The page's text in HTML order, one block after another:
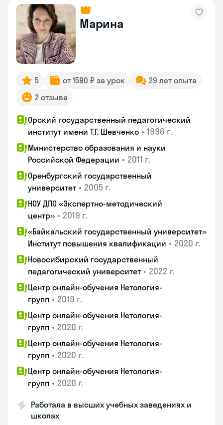
Марина
5 от 1590 ₽ за урок
29 лет опыта
2 отзыва
Орский государственный педагогический
институт имени Т.Г. Шевченко • 1996 г.
Министерство образования и науки
Российской Федерации • 2011 г.
Оренбургский государственный
университет • 2005 г.
НОУ ДПО «Экспертно-методический
центр» • 2019 г.
«Байкальский государственный университет»
Институт повышения квалификации • 2020 г.
Новосибирский государственный
педагогический университет • 2022 г.
Центр онлайн-обучения Нетология-
групп • 2019 г.
Центр онлайн-обучения Нетология-
групп • 2020 г.
Центр онлайн-обучения Нетология-
групп • 2020 г.
Центр онлайн-обучения Нетология-
групп • 2020 г.
Работала в высших учебных заведениях и
школах